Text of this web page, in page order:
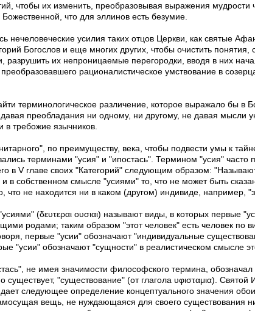
чтобы их изменить, преобразовывая выражения мудрости
что для эллинов есть безумие.
нечеловеческие усилия таких отцов Церкви, как святые
Богослов и еще многих других, чтобы очистить понятия,
разрушить их непроницаемые перегородки, вводя в них
рационалистическое умствование в
терминологическое различение, которое выражало бы в
преобладания ни одному, ни другому, не давая мысли
в требожие язычников.
по преимуществу, века, чтобы подвести умы к
терминами "усия" и "ипостась". Термином "усия" часто
в V главе своих "Категорий" следующим образом:
и в собственном смысле "усиями" то, что не может быть
что не находится ни в каком (другом) индивиде, например,
(δευτεραι ουσιαι) называют виды, в которых первые
родами; таким образом "этот человек" есть человек по
первые "усии" обозначают "индивидуальные
"усии" обозначают "сущности" в реалистическом смысле
не имея значимости философского термина,
существует, "существование" (от глагола υφισταμια).
следующее определение концептуального значения
вещь, не нуждающаяся для своего существования